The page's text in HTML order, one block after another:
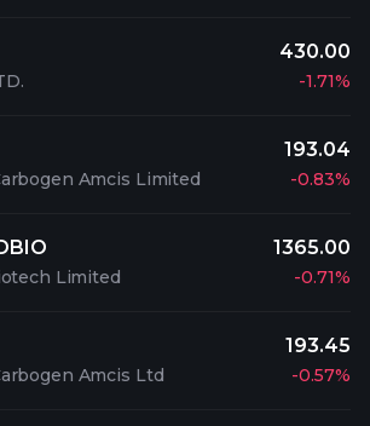
430.00
-1.71%
Amcis Limited
193.04
-0.83%
Limited
1365.00
-0.71%
Amcis Ltd
193.45
-0.57%